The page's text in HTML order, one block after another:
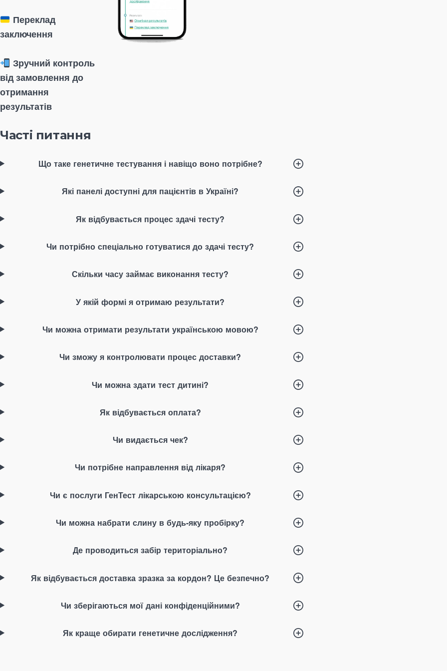
Переклад
заключення
Зручний контроль
від замовлення до
отримання
результатів
Часті питання
Що таке генетичне тестування і навіщо воно потрібне?
Які панелі доступні для пацієнтів в Україні?
Як відбувається процес здачі тесту?
Чи потрібно спеціально готуватися до здачі тесту?
Скільки часу займає виконання тесту?
У якій формі я отримаю результати?
Чи можна отримати результати українською мовою?
Чи зможу я контролювати процес доставки?
Чи можна здати тест дитині?
Як відбувається оплата?
Чи видається чек?
Чи потрібне направлення від лікаря?
Чи є послуги ГенТест лікарською консультацією?
Чи можна набрати слину в будь-яку пробірку?
Де проводиться забір територіально?
Як відбувається доставка зразка за кордон? Це безпечно?
Чи зберігаються мої дані конфіденційними?
Як краще обирати генетичне дослідження?